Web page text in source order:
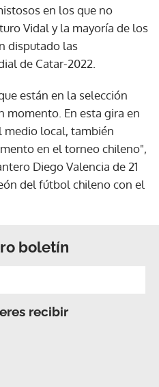
en los que no
Vidal y la mayoría de los
disputado las
de Catar-2022.
están en la selección
momento. En esta gira en
medio local, también
en el torneo chileno",
Diego Valencia de 21
del fútbol chileno con el
boletín
recibir